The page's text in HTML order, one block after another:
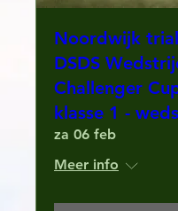
Noordwijk
DSDS
Challenger
klasse 1 -
za 06 feb
Meer info